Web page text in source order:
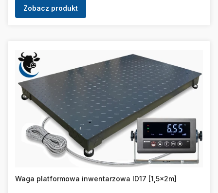
Zobacz produkt
Waga platformowa inwentarzowa ID17 [1,5x2m]